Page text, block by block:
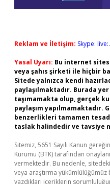
Reklam ve İletişim: Skype:
Yasal Uyarı: Bu internet
veya şahıs şirketi ile hiçbir
Sitede yalnızca kendi
paylaşılmaktadır. Burada
taşımamakta olup, gerçek
paylaşım yapılmamaktadır.
benzerlikleri tamamen
taslak halindedir ve tavsiye
Sitemiz, 5651 Sayılı Kanun
Kurumu (BTK) tarafından
vermektedir. Bu nedenle,
veya araştırma
yazdıkları içeriklerin